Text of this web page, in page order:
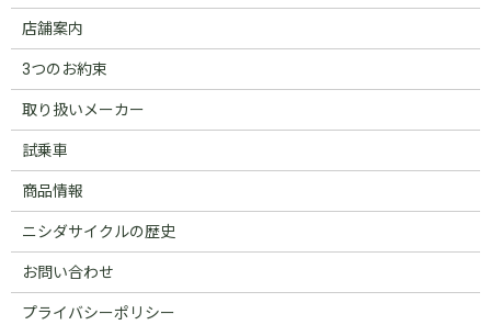
店舗案内
3つのお約束
取り扱いメーカー
試乗車
商品情報
ニシダサイクルの歴史
お問い合わせ
プライバシーポリシー